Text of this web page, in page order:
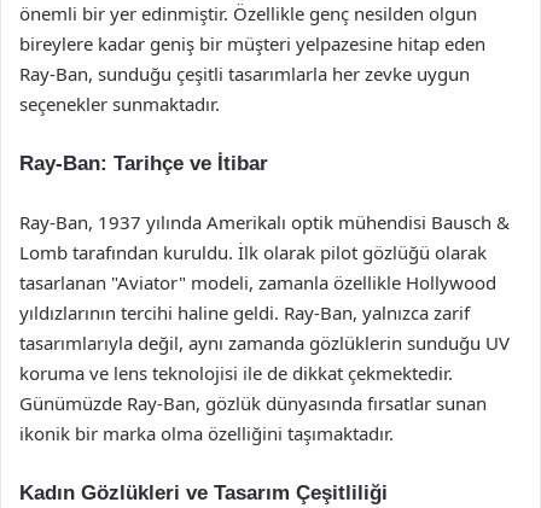
önemli bir yer edinmiştir. Özellikle genç nesilden olgun
bireylere kadar geniş bir müşteri yelpazesine hitap eden
Ray-Ban, sunduğu çeşitli tasarımlarla her zevke uygun
seçenekler sunmaktadır.
Ray-Ban: Tarihçe ve İtibar
Ray-Ban, 1937 yılında Amerikalı optik mühendisi Bausch &
Lomb tarafından kuruldu. İlk olarak pilot gözlüğü olarak
tasarlanan "Aviator" modeli, zamanla özellikle Hollywood
yıldızlarının tercihi haline geldi. Ray-Ban, yalnızca zarif
tasarımlarıyla değil, aynı zamanda gözlüklerin sunduğu UV
koruma ve lens teknolojisi ile de dikkat çekmektedir.
Günümüzde Ray-Ban, gözlük dünyasında fırsatlar sunan
ikonik bir marka olma özelliğini taşımaktadır.
Kadın Gözlükleri ve Tasarım Çeşitliliği